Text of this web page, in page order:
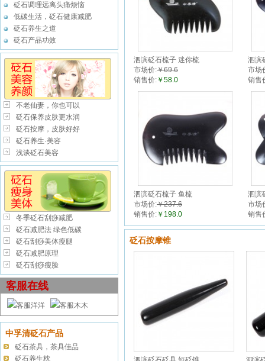
砭石调理远离头痛烦恼
低碳生活，砭石健康减肥
砭石养生之道
砭石产品功效
不老仙妻，你也可以
砭石保养皮肤更水润
砭石按摩，皮肤好好
砭石养生·美容
浅谈砭石美容
冬季砭石刮痧减肥
砭石减肥法 绿色低碳
砭石刮痧美体瘦腿
砭石减肥原理
砭石刮痧瘦脸
客服在线
客服洋洋 客服木木
中孚清砭石产品
砭石茶具，茶具佳品
砭石养生枕
泗滨砭石梳子 迷你梳
市场价:￥69.6
销售价: ￥58.0
泗滨
市场
销售
泗滨砭石梳子 鱼梳
市场价:￥237.6
销售价: ￥198.0
泗滨
市场
销售
砭石按摩锥